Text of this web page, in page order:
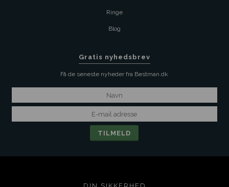
Ringe
Blog
Gratis nyhedsbrev
Få de seneste nyheder fra Bestman.dk